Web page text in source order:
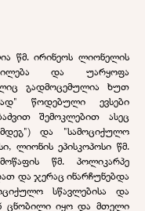
წმ. ირინეოს ლიონელის
და უარყოფა
გადმოცემულია ხუთ
წოდებული ევსები
შემოკლებით ასეც
და "სამოციქულო
ლიონის ეპისკოპოსი წმ.
წმ. პოლიკარპე
და ჯერაც ინარჩუნებდა
სწავლებისა და
ცნობილი იყო და მთელი